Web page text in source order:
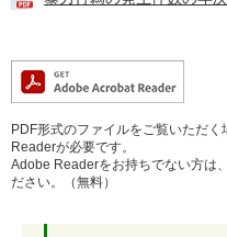
PDF形式のファイルをご覧いただ
Readerが必要です。
Adobe Readerをお持ちでない方は
ださい。（無料）